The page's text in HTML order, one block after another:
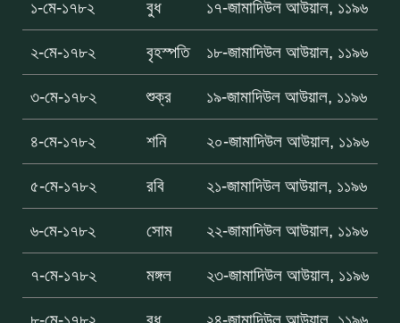
১-মে-১৭৮২ বুধ ১৭-জামাদিউল আউয়াল, ১১৯৬
২-মে-১৭৮২ বৃহস্পতি ১৮-জামাদিউল আউয়াল, ১১৯৬
৩-মে-১৭৮২ শুক্র ১৯-জামাদিউল আউয়াল, ১১৯৬
৪-মে-১৭৮২ শনি ২০-জামাদিউল আউয়াল, ১১৯৬
৫-মে-১৭৮২ রবি ২১-জামাদিউল আউয়াল, ১১৯৬
৬-মে-১৭৮২ সোম ২২-জামাদিউল আউয়াল, ১১৯৬
৭-মে-১৭৮২ মঙ্গল ২৩-জামাদিউল আউয়াল, ১১৯৬